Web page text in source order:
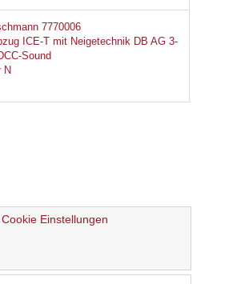
7770006
ICE-T mit Neigetechnik DB AG 3-
Sound
N
Cookie Einstellungen